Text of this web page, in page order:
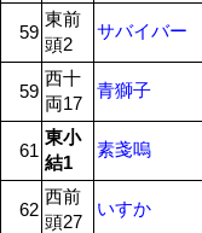
59
東前
頭2
サバイバー
59
西十
両17
青獅子
61
東小
結1
素戔嗚
62
西前
頭27
いすか